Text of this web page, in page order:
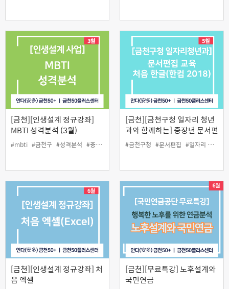
[금천][인생설계 정규강좌]
MBTI 성격분석 (3월)
#mbti #금천구 #성격분석 #중장년 #특강
[금천][금천구청 일자리 청년
과와 함께하는] 중장년 문서편
집 교육 <처음 한글(한컴
2018)>
#금천구청 #문서편집 #일자리 청년과
[금천][인생설계 정규강좌] 처
음 엑셀
[금천][무료특강] 노후설계와
국민연금